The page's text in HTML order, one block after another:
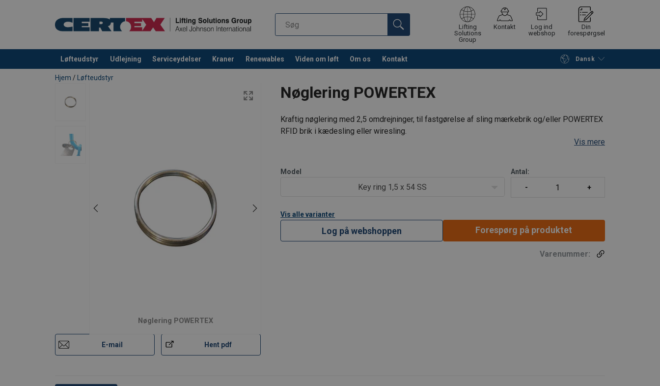
Lifting
Solutions
Group
Kontakt
Log ind
webshop
Din
forespørgsel
Løfteudstyr Udlejning Serviceydelser Kraner Renewables Viden om løft Om os Kontakt Dansk
Produktet blev tilføjet til din forespørgsel Fortsæt Gå til checkout
Hjem / Løfteudstyr
Nøglering POWERTEX
Nøglering POWERTEX
E-mail Hent pdf
Kraftig nøglering med 2,5 omdrejninger, til fastgørelse af sling mærkebrik og/eller POWERTEX
RFID brik i kædesling eller wiresling.
Vis mere
Model
Key ring 1,5 x 54 SS
Antal:
Vis alle varianter
Log på webshoppen Forespørg på produktet
Varenummer:
Materiale: